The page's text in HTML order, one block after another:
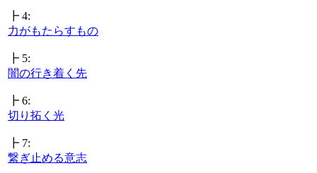
┣ 4:
力がもたらすもの
┣ 5:
闇の行き着く先
┣ 6:
切り拓く光
┣ 7:
繋ぎ止める意志